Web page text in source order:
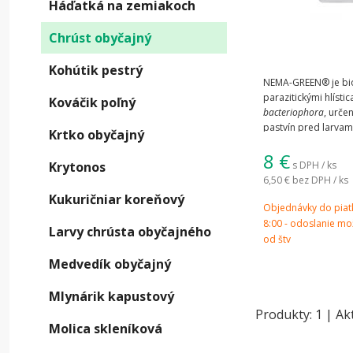
Ako
NEMA-GREEN® je
parazitickými
bacteriophora,
pastvín pred
použitia chemických
8 € s DPH / ks
6,50 € bez DPH / ks
Objednávky do
8:00 - odoslanie
od štv
Produkty: 1 |
Háďatká na zemiakoch
Chrúst obyčajný
Kohútik pestrý
Kováčik poľný
Krtko obyčajný
Krytonos
Kukuričniar koreňový
Larvy chrústa obyčajného
Medvedík obyčajný
Mlynárik kapustový
Molica skleníková